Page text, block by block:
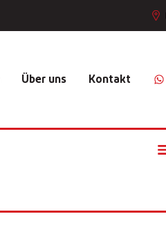
Über uns Kontakt